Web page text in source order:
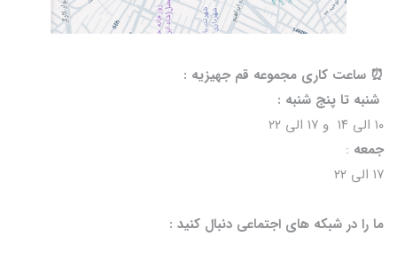
⏰️ ساعت کاری مجموعه قم جهیزیه :
شنبه تا پنج شنبه :
۱۰ الی ۱۴ و ۱۷ الی ۲۲
جمعه :
۱۷ الی ۲۲
ما را در شبکه های اجتماعی دنبال کنید :